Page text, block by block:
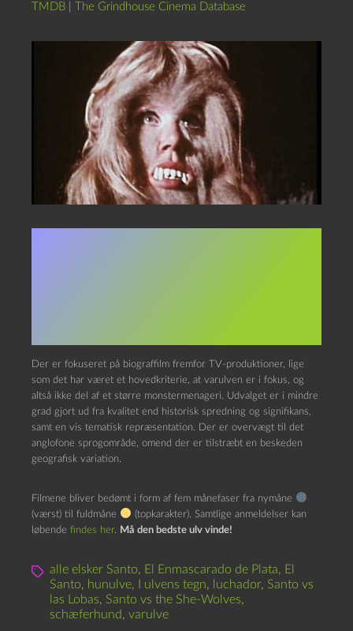
TMDB The Grindhouse Cinema Database
Der er fokuseret på biograffilm fremfor TV-produktioner, lige
som det har været et hovedkriterie, at varulven er i fokus, og
altså ikke del af et større monstermenageri. Udvalget er i mindre
grad gjort ud fra kvalitet end historisk spredning og signifikans,
samt en vis tematisk repræsentation. Der er overvægt til det
anglofone sprogområde, omend der er tilstræbt en beskeden
geografisk variation.
Filmene bliver bedømt i form af fem månefaser fra nymåne
(værst) til fuldmåne
(topkarakter). Samtlige anmeldelser kan
løbende findes her. Må den bedste ulv vinde!
alle elsker Santo, El Enmascarado de Plata, El
Santo, hunulve, I ulvens tegn, luchador, Santo vs
las Lobas, Santo vs the She-Wolves,
schæferhund, varulve